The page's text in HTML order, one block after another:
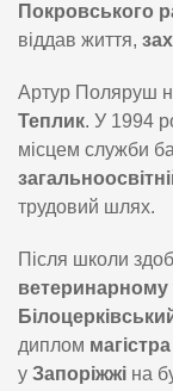
Покровського
віддав життя,
Артур Поляруш
Теплик. У 1994
місцем служби
трудовий шлях.
Після школи
ветеринарному
диплом
у Запоріжжі на